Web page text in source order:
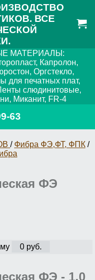
ВСЕ
МАТЕРИАЛЫ:
Капролон,
Оргстекло,
для печатных плат,
слюдинитовые,
Миканит, FR-4
63
/ Фибра ФЭ,ФТ, ФПК /
ФЭ
0 руб.
ФЭ - 1,0